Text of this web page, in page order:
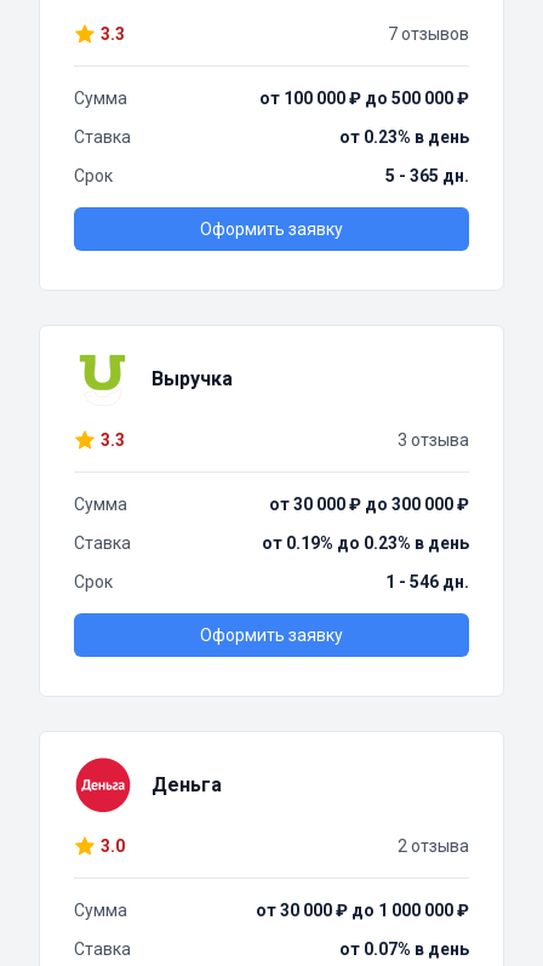
3.3 7 отзывов
Сумма
от 100 000 ₽ до 500 000 ₽
Ставка
от 0.23% в день
Срок
5 - 365 дн.
Оформить заявку
Выручка
3.3 3 отзыва
Сумма
от 30 000 ₽ до 300 000 ₽
Ставка
от 0.19% до 0.23% в день
Срок
1 - 546 дн.
Оформить заявку
Деньга
3.0 2 отзыва
Сумма
от 30 000 ₽ до 1 000 000 ₽
Ставка
от 0.07% в день